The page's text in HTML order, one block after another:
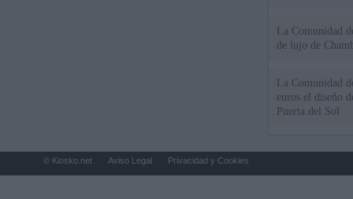
La Comunidad
de lujo de
La Comunidad
euros el diseño
Puerta del Sol
© Kiosko.net Aviso Legal Privacidad y Cookies